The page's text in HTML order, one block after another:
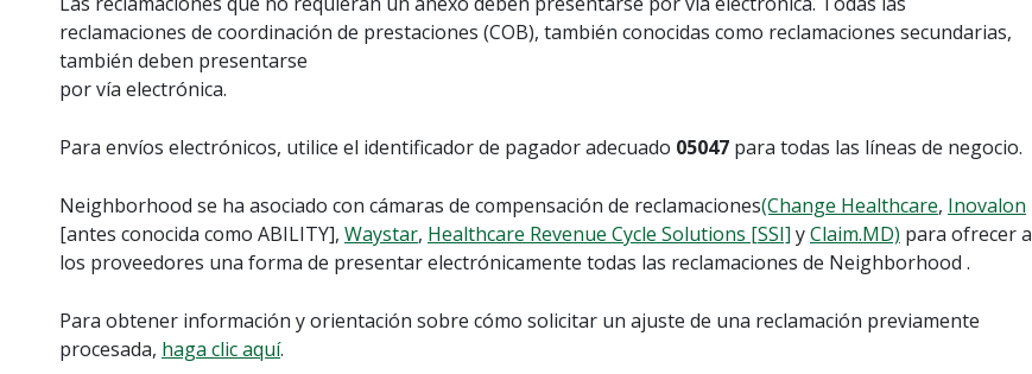
reclamaciones de coordinación de prestaciones (COB), también conocidas como reclamaciones secundarias,
también deben presentarse
por vía electrónica.
Para envíos electrónicos, utilice el identificador de pagador adecuado 05047 para todas las líneas de negocio.
Neighborhood se ha asociado con cámaras de compensación de reclamaciones(Change Healthcare, Inovalon
[antes conocida como ABILITY], Waystar, Healthcare Revenue Cycle Solutions [SSI] yClaim.MD) para ofrecer a
los proveedores una forma de presentar electrónicamente todas las reclamaciones de Neighborhood .
Para obtener información y orientación sobre cómo solicitar un ajuste de una reclamación previamente
procesada, haga clic aquí.